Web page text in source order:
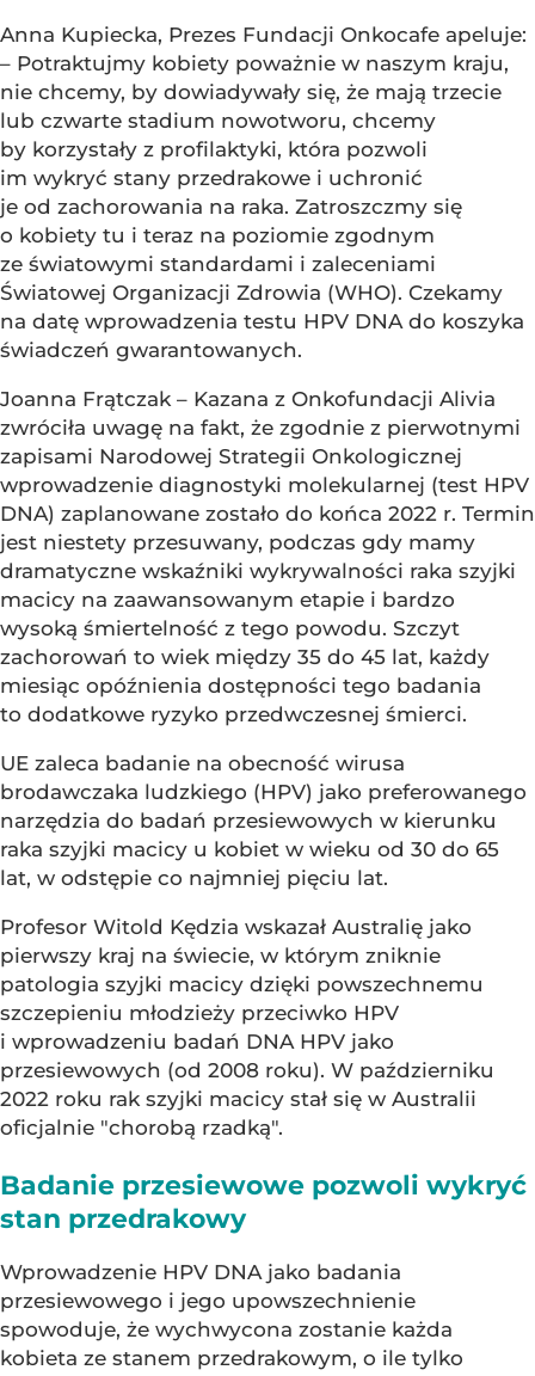
Anna Kupiecka, Prezes Fundacji Onkocafe apeluje:
– Potraktujmy kobiety poważnie w naszym kraju,
nie chcemy, by dowiadywały się, że mają trzecie
lub czwarte stadium nowotworu, chcemy
by korzystały z profilaktyki, która pozwoli
im wykryć stany przedrakowe i uchronić
je od zachorowania na raka. Zatroszczmy się
o kobiety tu i teraz na poziomie zgodnym
ze światowymi standardami i zaleceniami
Światowej Organizacji Zdrowia (WHO). Czekamy
na datę wprowadzenia testu HPV DNA do koszyka
świadczeń gwarantowanych.
Joanna Frątczak – Kazana z Onkofundacji Alivia
zwróciła uwagę na fakt, że zgodnie z pierwotnymi
zapisami Narodowej Strategii Onkologicznej
wprowadzenie diagnostyki molekularnej (test HPV
DNA) zaplanowane zostało do końca 2022 r. Termin
jest niestety przesuwany, podczas gdy mamy
dramatyczne wskaźniki wykrywalności raka szyjki
macicy na zaawansowanym etapie i bardzo
wysoką śmiertelność z tego powodu. Szczyt
zachorowań to wiek między 35 do 45 lat, każdy
miesiąc opóźnienia dostępności tego badania
to dodatkowe ryzyko przedwczesnej śmierci.
UE zaleca badanie na obecność wirusa
brodawczaka ludzkiego (HPV) jako preferowanego
narzędzia do badań przesiewowych w kierunku
raka szyjki macicy u kobiet w wieku od 30 do 65
lat, w odstępie co najmniej pięciu lat.
Profesor Witold Kędzia wskazał Australię jako
pierwszy kraj na świecie, w którym zniknie
patologia szyjki macicy dzięki powszechnemu
szczepieniu młodzieży przeciwko HPV
i wprowadzeniu badań DNA HPV jako
przesiewowych (od 2008 roku). W październiku
2022 roku rak szyjki macicy stał się w Australii
oficjalnie "chorobą rzadką".
Badanie przesiewowe pozwoli wykryć
stan przedrakowy
Wprowadzenie HPV DNA jako badania
przesiewowego i jego upowszechnienie
spowoduje, że wychwycona zostanie każda
kobieta ze stanem przedrakowym, o ile tylko